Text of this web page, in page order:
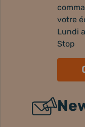
votre
Lundi
Stop